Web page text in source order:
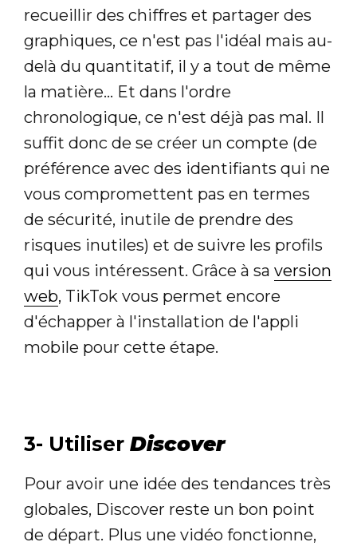
recueillir des chiffres et partager des
graphiques, ce n'est pas l'idéal mais au-
delà du quantitatif, il y a tout de même
la matière... Et dans l'ordre
chronologique, ce n'est déjà pas mal. Il
suffit donc de se créer un compte (de
préférence avec des identifiants qui ne
vous compromettent pas en termes
de sécurité, inutile de prendre des
risques inutiles) et de suivre les profils
qui vous intéressent. Grâce à sa version
web, TikTok vous permet encore
d'échapper à l'installation de l'appli
mobile pour cette étape.
3- Utiliser Discover
Pour avoir une idée des tendances très
globales, Discover reste un bon point
de départ. Plus une vidéo fonctionne,